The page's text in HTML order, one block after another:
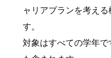
ャリアプランを考え
す。
対象はすべての学年